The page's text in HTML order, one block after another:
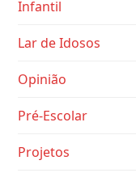
Infantil
Lar de Idosos
Opinião
Pré-Escolar
Projetos